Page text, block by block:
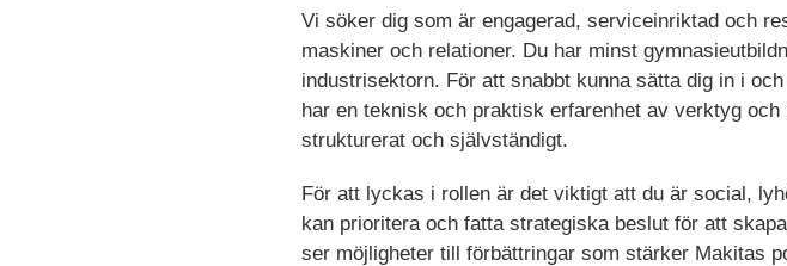
Vi söker dig som är engagerad, serviceinriktad och
maskiner och relationer. Du har minst
industrisektorn. För att snabbt kunna sätta dig in i
har en teknisk och praktisk erfarenhet av verktyg
strukturerat och självständigt.
För att lyckas i rollen är det viktigt att du är social,
kan prioritera och fatta strategiska beslut för att
ser möjligheter till förbättringar som stärker Makitas